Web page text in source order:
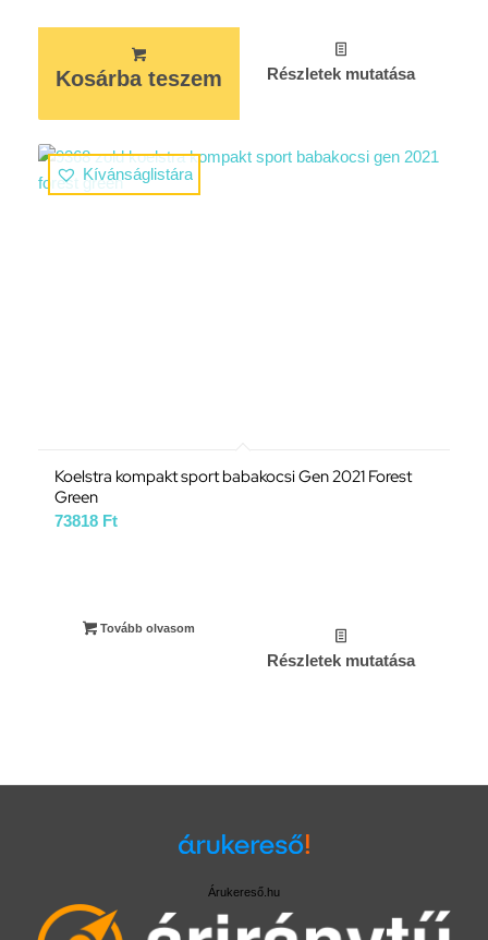
Kosárba teszem Részletek mutatása
Kívánságlistára
Koelstra kompakt sport babakocsi Gen 2021 Forest
Green
73818 Ft
Tovább olvasom
Részletek mutatása
Árukereső.hu